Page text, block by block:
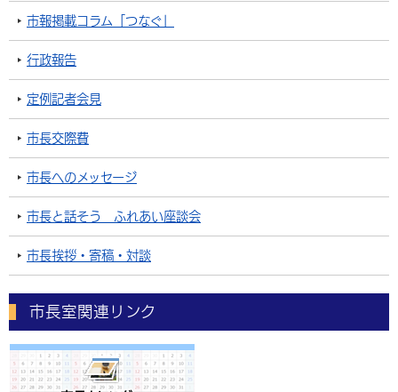
市報掲載コラム「つなぐ」
行政報告
定例記者会見
市長交際費
市長へのメッセージ
市長と話そう ふれあい座談会
市長挨拶・寄稿・対談
市長室関連リンク